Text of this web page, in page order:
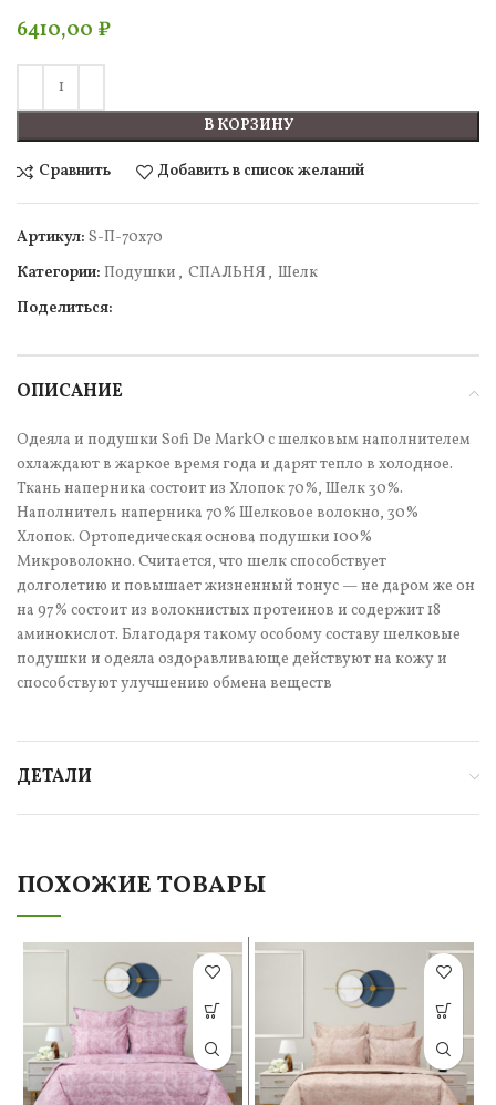
6410,00 ₽
В КОРЗИНУ
Сравнить Добавить в список желаний
Артикул: S-П-70х70
Категории: Подушки , СПАЛЬНЯ , Шелк
Поделиться:
ОПИСАНИЕ
Одеяла и подушки Sofi De MarkO с шелковым наполнителем
охлаждают в жаркое время года и дарят тепло в холодное.
Ткань наперника состоит из Хлопок 70%, Шелк 30%.
Наполнитель наперника 70% Шелковое волокно, 30%
Хлопок. Ортопедическая основа подушки 100%
Микроволокно. Считается, что шелк способствует
долголетию и повышает жизненный тонус — не даром же он
на 97% состоит из волокнистых протеинов и содержит 18
аминокислот. Благодаря такому особому составу шелковые
подушки и одеяла оздоравливающе действуют на кожу и
способствуют улучшению обмена веществ
ДЕТАЛИ
ПОХОЖИЕ ТОВАРЫ